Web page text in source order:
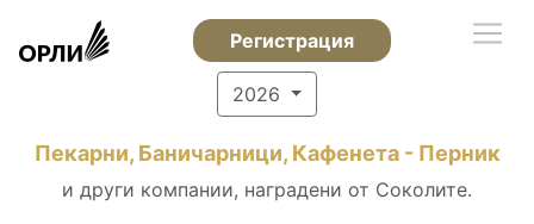
Регистрация
2026
Пекарни, Баничарници, Кафенета - Перник
и други компании, наградени от Соколите.